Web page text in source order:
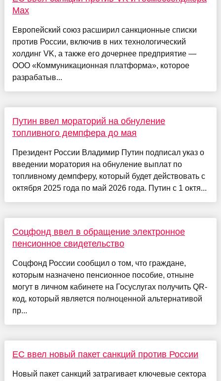
Max
Европейский союз расширил санкционные списки
против России, включив в них технологический
холдинг VK, а также его дочернее предприятие —
ООО «Коммуникационная платформа», которое
разрабатыв...
Путин ввел мораторий на обнуление
топливного демпфера до мая
Президент России Владимир Путин подписал указ о
введении моратория на обнуление выплат по
топливному демпферу, который будет действовать с
октября 2025 года по май 2026 года. Путин с 1 октя...
Соцфонд ввел в обращение электронное
пенсионное свидетельство
Соцфонд России сообщил о том, что граждане,
которым назначено пенсионное пособие, отныне
могут в личном кабинете на Госуслугах получить QR-
код, который является полноценной альтернативой
пр...
ЕС ввел новый пакет санкций против России
Новый пакет санкций затрагивает ключевые сектора